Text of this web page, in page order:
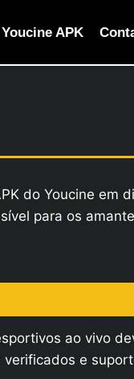
Youcine APK
do Youcine em
para os
ao vivo
e